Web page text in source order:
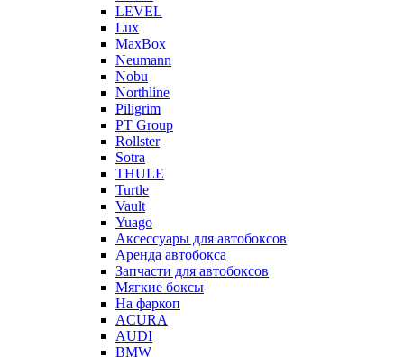
LEVEL
Lux
MaxBox
Neumann
Nobu
Northline
Piligrim
PT Group
Rollster
Sotra
THULE
Turtle
Vault
Yuago
Аксессуары для автобоксов
Аренда автобокса
Запчасти для автобоксов
Мягкие боксы
На фаркоп
ACURA
AUDI
BMW